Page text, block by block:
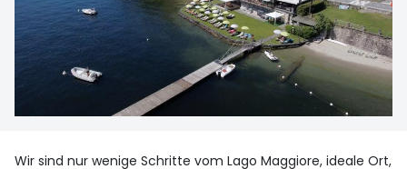
Wir sind nur wenige Schritte vom Lago Maggiore, ideale Ort,